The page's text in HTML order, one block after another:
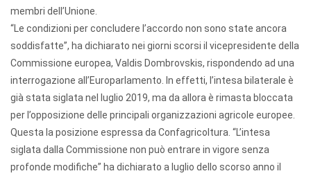
membri dell’Unione.
“Le condizioni per concludere l’accordo non sono state ancora
soddisfatte”, ha dichiarato nei giorni scorsi il vicepresidente della
Commissione europea, Valdis Dombrovskis, rispondendo ad una
interrogazione all’Europarlamento. In effetti, l’intesa bilaterale è
già stata siglata nel luglio 2019, ma da allora è rimasta bloccata
per l’opposizione delle principali organizzazioni agricole europee.
Questa la posizione espressa da Confagricoltura. “L’intesa
siglata dalla Commissione non può entrare in vigore senza
profonde modifiche” ha dichiarato a luglio dello scorso anno il